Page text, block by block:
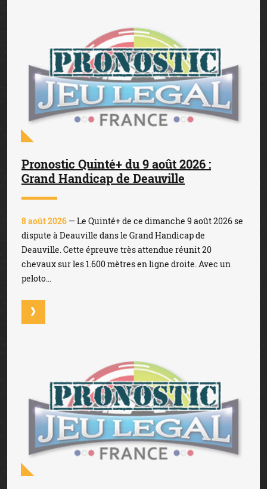
Pronostic Quinté+ du 9 août 2026 :
Grand Handicap de Deauville
8 août 2026 — Le Quinté+ de ce dimanche 9 août 2026 se
dispute à Deauville dans le Grand Handicap de
Deauville. Cette épreuve très attendue réunit 20
chevaux sur les 1.600 mètres en ligne droite. Avec un
peloto...